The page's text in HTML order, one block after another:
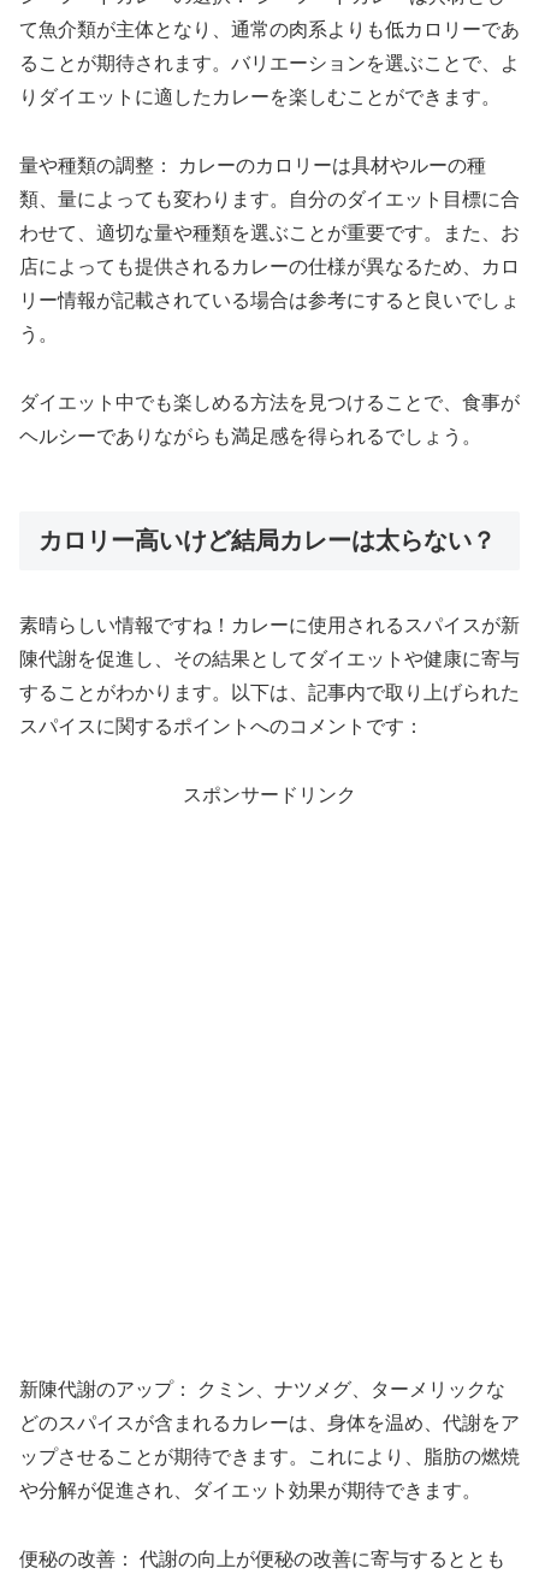
て魚介類が主体となり、通常の肉系よりも低カロリーであ
ることが期待されます。バリエーションを選ぶことで、よ
りダイエットに適したカレーを楽しむことができます。
量や種類の調整： カレーのカロリーは具材やルーの種
類、量によっても変わります。自分のダイエット目標に合
わせて、適切な量や種類を選ぶことが重要です。また、お
店によっても提供されるカレーの仕様が異なるため、カロ
リー情報が記載されている場合は参考にすると良いでしょ
う。
ダイエット中でも楽しめる方法を見つけることで、食事が
ヘルシーでありながらも満足感を得られるでしょう。
カロリー高いけど結局カレーは太らない？
素晴らしい情報ですね！カレーに使用されるスパイスが新
陳代謝を促進し、その結果としてダイエットや健康に寄与
することがわかります。以下は、記事内で取り上げられた
スパイスに関するポイントへのコメントです：
スポンサードリンク
新陳代謝のアップ： クミン、ナツメグ、ターメリックな
どのスパイスが含まれるカレーは、身体を温め、代謝をア
ップさせることが期待できます。これにより、脂肪の燃焼
や分解が促進され、ダイエット効果が期待できます。
便秘の改善： 代謝の向上が便秘の改善に寄与するととも